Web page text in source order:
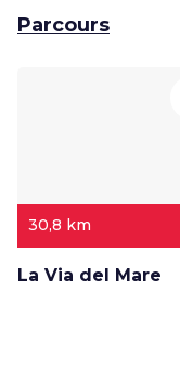
Parcours
30,8 km
La Via del Mare